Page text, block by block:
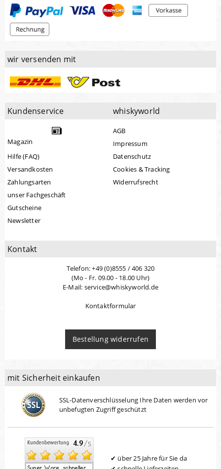
wir versenden mit
Kundenservice
Magazin
Hilfe (FAQ)
Versandkosten
Zahlungsarten
unser Fachgeschäft
Gutscheine
Newsletter
whiskyworld
AGB
Impressum
Datenschutz
Cookies & Tracking
Widerrufsrecht
Kontakt
Telefon: +49 (0)8555 / 406 320
(Mo - Fr. 09.00 - 18.00 Uhr)
E-Mail: service@whiskyworld.de
Kontaktformular
Bestellung widerrufen
mit Sicherheit einkaufen
SSL-Datenverschlüsselung Ihre Daten werden vor
unbefugten Zugriff geschützt
über 25 Jahre für Sie da